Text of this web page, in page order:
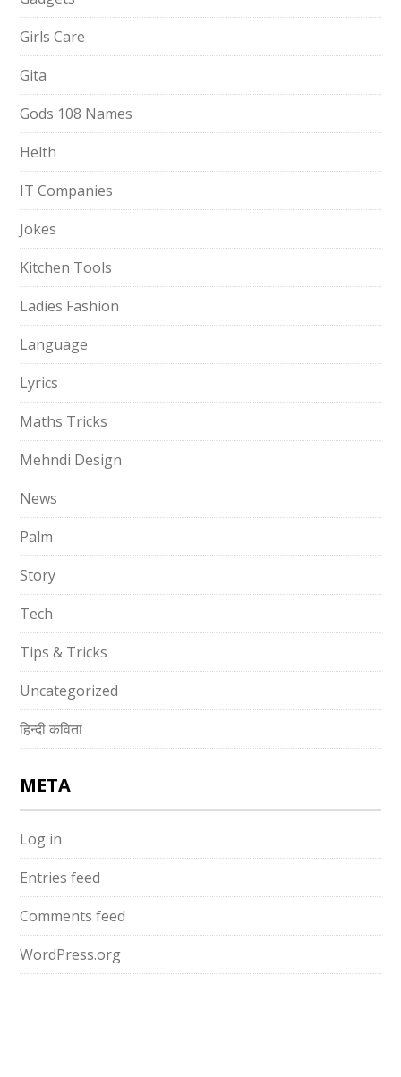
Girls Care
Gita
Gods 108 Names
Helth
IT Companies
Jokes
Kitchen Tools
Ladies Fashion
Language
Lyrics
Maths Tricks
Mehndi Design
News
Palm
Story
Tech
Tips & Tricks
Uncategorized
हिन्दी कविता
META
Log in
Entries feed
Comments feed
WordPress.org